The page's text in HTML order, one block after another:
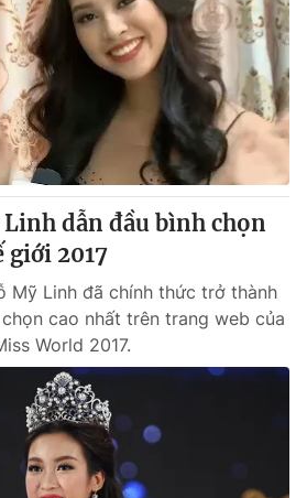
dẫn đầu bình chọn
giới 2017
Mỹ Linh đã chính thức trở thành
cao nhất trên trang web của
World 2017.